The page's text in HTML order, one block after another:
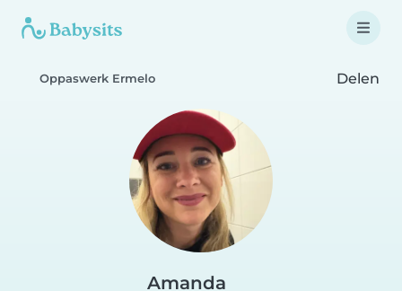
Oppaswerk Ermelo Delen
Amanda